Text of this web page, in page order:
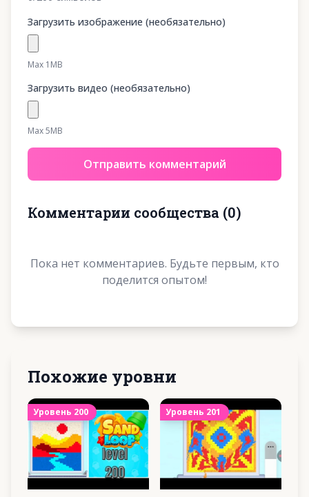
Загрузить изображение (необязательно)
Max 1MB
Загрузить видео (необязательно)
Max 5MB
Отправить комментарий
Комментарии сообщества (0)
Пока нет комментариев. Будьте первым, кто
поделится опытом!
Похожие уровни
Уровень 200 Уровень 201